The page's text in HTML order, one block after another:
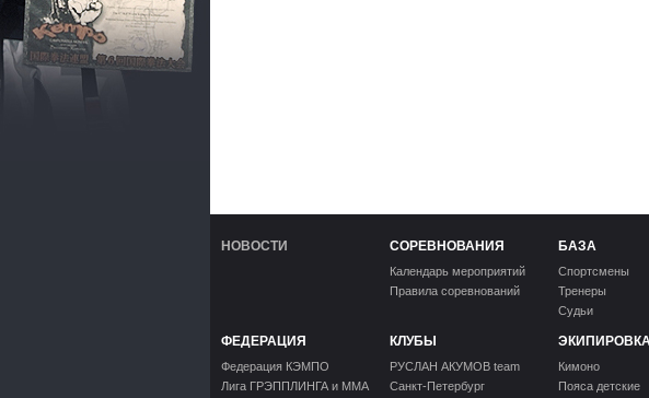
НОВОСТИ СОРЕВНОВАНИЯ
Календарь мероприятий
Правила соревнований
БАЗА
Спортсмены
Тренеры
Судьи
ФЕДЕРАЦИЯ
Федерация КЭМПО
Лига ГРЭППЛИНГА и ММА
КЛУБЫ
РУСЛАН АКУМОВ team
Санкт-Петербург
Кимоно
Пояса детские